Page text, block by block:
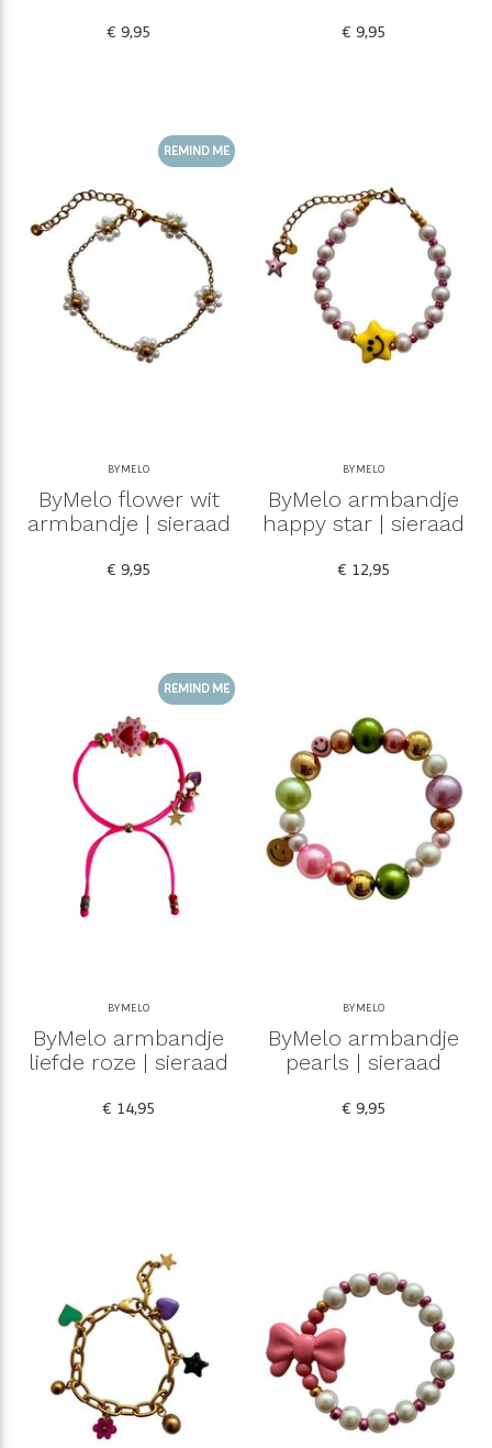
€ 9,95 € 9,95
REMIND ME
BYMELO
ByMelo flower wit
armbandje | sieraad
€ 9,95
BYMELO
ByMelo armbandje
happy star | sieraad
€ 12,95
REMIND ME
BYMELO
ByMelo armbandje
liefde roze | sieraad
€ 14,95
BYMELO
ByMelo armbandje
pearls | sieraad
€ 9,95